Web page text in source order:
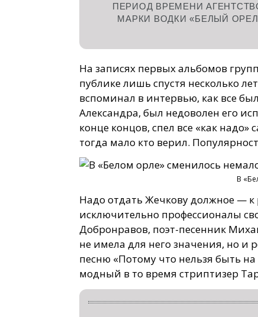
ПЕРИОД ВРЕМЕНИ
МАРКИ ВОДКИ «БЕЛЫЙ
На записях первых альбомов
публике лишь спустя несколько
вспоминал в интервью, как все
Александра, был недоволен его
конце концов, спел все «как надо»
тогда мало кто верил.
В
Надо отдать Жечкову должное —
исключительно профессионалы
Добронравов, поэт-песенник
не имела для него значения, но и
песню «Потому что нельзя быть
модный в то время стриптизер